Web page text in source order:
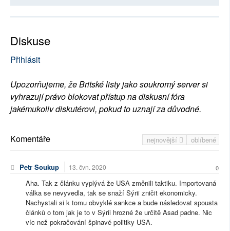
Diskuse
Přihlásit
Upozorňujeme, že Britské listy jako soukromý server si
vyhrazují právo blokovat přístup na diskusní fóra
jakémukoliv diskutérovi, pokud to uznají za důvodné.
nejnovější oblíbené
Komentáře
Petr Soukup 13. čvn. 2020 0
Aha. Tak z článku vyplývá že USA změnili taktiku. Importovaná
válka se nevyvedla, tak se snaží Sýrii zničit ekonomicky.
Nachystali si k tomu obvyklé sankce a bude následovat spousta
článků o tom jak je to v Sýrii hrozné že určitě Asad padne. Nic
víc než pokračování špinavé politiky USA.